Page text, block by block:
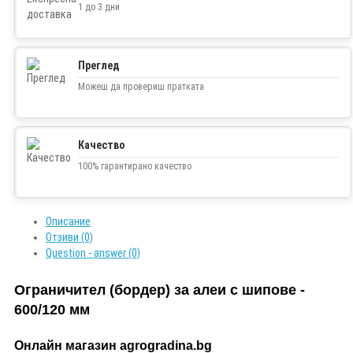
1 до 3 дни
Преглед
Можеш да провериш пратката
Качество
100% гарантирано качество
Описание
Отзиви (0)
Question - answer (0)
Ограничител (бордер) за алеи с шипове -
600/120 мм
Онлайн магазин agrogradina.bg